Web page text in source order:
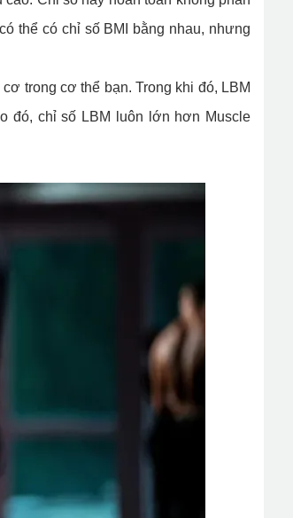
thể có chỉ số BMI bằng nhau, nhưng
trong cơ thể bạn. Trong khi đó, LBM
đó, chỉ số LBM luôn lớn hơn Muscle